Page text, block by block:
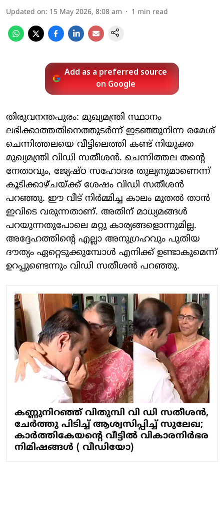
Updated on: 15 May 2026, 8:08 am 1 min read
Add as a preferred source
on Google
തിരുവനന്തപുരം: മുഖ്യമന്ത്രി സ്ഥാനം
ലഭിക്കാത്തതിനെത്തുടര്‍ന്ന് ഇടഞ്ഞുനിന്ന രമേശ്
ചെന്നിത്തലയെ വീട്ടിലെത്തി കണ്ട് നിയുക്ത
മുഖ്യമന്ത്രി വിഡി സതീശന്‍. ചെന്നിത്തല തന്റെ
നേതാവും, ജ്യേഷ്ഠ സഹോദര തുല്യനുമാണെന്ന്
കൂടിക്കാഴ്ചയ്ക്ക് ശേഷം വിഡി സതീശന്‍
പറഞ്ഞു. ഈ വീട് നിര്‍മ്മിച്ച കാലം മുതല്‍ താന്‍
ഇവിടെ വരുന്നതാണ്. അതിന് മാധ്യമങ്ങള്‍
പറയുന്നതുപോലെ മറ്റു കാര്യങ്ങളൊന്നുമില്ല.
അദ്ദേഹത്തിന്റെ എല്ലാ അനുഗ്രഹവും പുതിയ
ദൗത്യം ഏറ്റെടുക്കുമ്പോള്‍ എനിക്ക് ഉണ്ടാകുമെന്ന്
ഉറപ്പുണ്ടെന്നും വിഡി സതീശന്‍ പറഞ്ഞു.
കണ്ണുനിറഞ്ഞ് വിതുമ്പി വി ഡി സതീശന്‍,
ചേര്‍ത്തു പിടിച്ച് ആശ്വസിപ്പിച്ച് സുലേഖ;
കാർത്തികേയന്റെ വീട്ടില്‍ വികാരനിര്‍ഭര
നിമിഷങ്ങള്‍ ( വീഡിയോ)